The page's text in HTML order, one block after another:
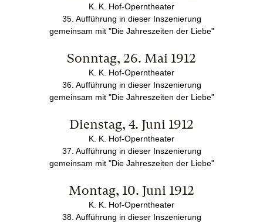
K. K. Hof-Operntheater
35. Aufführung in dieser Inszenierung
gemeinsam mit "Die Jahreszeiten der Liebe"
Sonntag, 26. Mai 1912
K. K. Hof-Operntheater
36. Aufführung in dieser Inszenierung
gemeinsam mit "Die Jahreszeiten der Liebe"
Dienstag, 4. Juni 1912
K. K. Hof-Operntheater
37. Aufführung in dieser Inszenierung
gemeinsam mit "Die Jahreszeiten der Liebe"
Montag, 10. Juni 1912
K. K. Hof-Operntheater
38. Aufführung in dieser Inszenierung